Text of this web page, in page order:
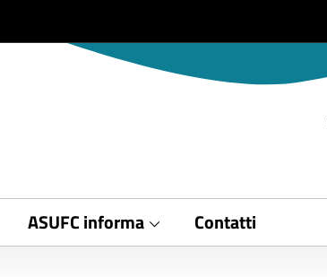
ASUFC informa Contatti